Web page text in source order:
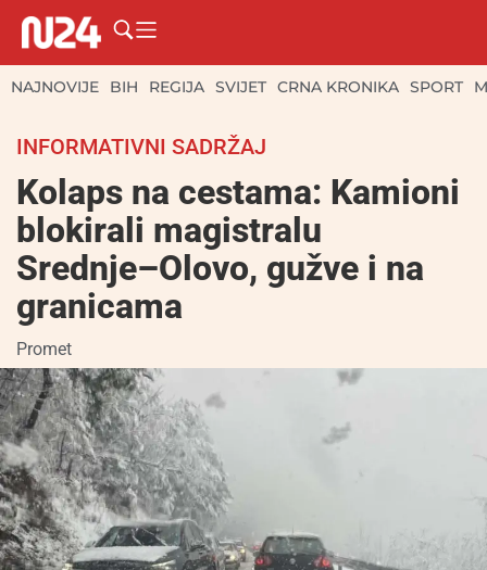
NAJNOVIJE BIH REGIJA SVIJET CRNA KRONIKA SPORT
INFORMATIVNI SADRŽAJ
Kolaps na cestama: Kamioni
blokirali magistralu
Srednje–Olovo, gužve i na
granicama
Promet